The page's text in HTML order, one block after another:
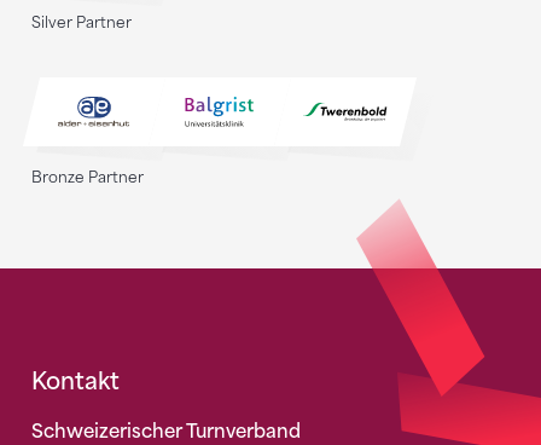
Silver Partner
Bronze Partner
Fusszeile
Kontakt
Schweizerischer Turnverband